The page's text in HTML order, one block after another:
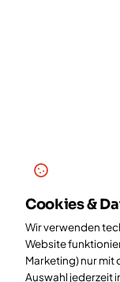
Cookies &
Wir verwenden
Website
Marketing) nur mit
Auswahl jederzeit